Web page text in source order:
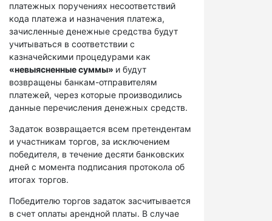
платежных поручениях несоответствий
кода платежа и назначения платежа,
зачисленные денежные средства будут
учитываться в соответствии с
казначейскими процедурами как
«невыясненные суммы» и будут
возвращены банкам-отправителям
платежей, через которые производились
данные перечисления денежных средств.
Задаток возвращается всем претендентам
и участникам торгов, за исключением
победителя, в течение десяти банковских
дней с момента подписания протокола об
итогах торгов.
Победителю торгов задаток засчитывается
в счет оплаты арендной платы. В случае